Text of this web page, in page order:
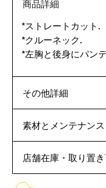
商品詳細
*ストレートカット.
*クルーネック.
*左胸と後身にパン
その他詳細
素材とメンテナンス
店舗在庫・取り置